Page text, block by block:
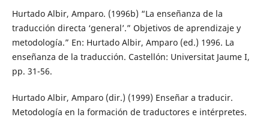
Hurtado Albir, Amparo. (1996b) “La enseñanza de la
traducción directa ‘general’.” Objetivos de aprendizaje y
metodología.” En: Hurtado Albir, Amparo (ed.) 1996. La
enseñanza de la traducción. Castellón: Universitat Jaume I,
pp. 31-56.
Hurtado Albir, Amparo (dir.) (1999) Enseñar a traducir.
Metodología en la formación de traductores e intérpretes.